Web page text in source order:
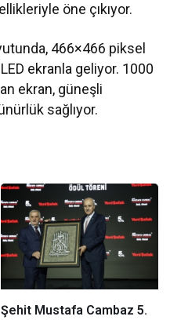
öne çıkıyor.
466×466 piksel
ekranla geliyor. 1000
ekran, güneşli
sağlıyor.
Şehit Mustafa Cambaz 5.